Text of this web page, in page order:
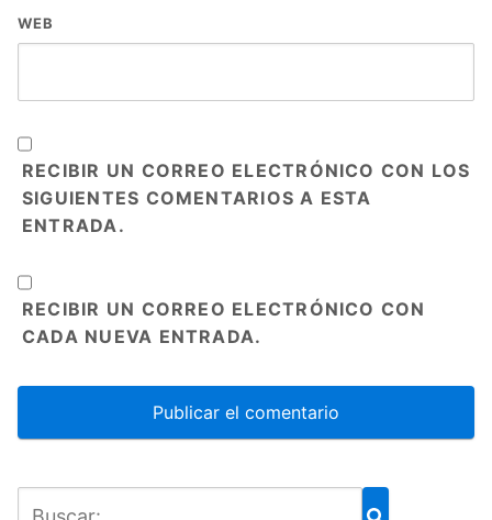
WEB
RECIBIR UN CORREO ELECTRÓNICO CON LOS
SIGUIENTES COMENTARIOS A ESTA
ENTRADA.
RECIBIR UN CORREO ELECTRÓNICO CON
CADA NUEVA ENTRADA.